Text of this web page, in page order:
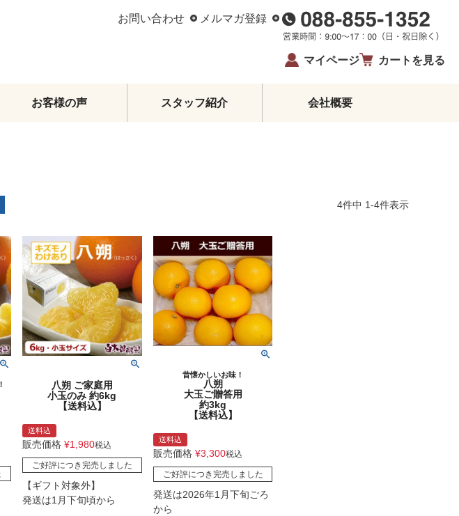
お問い合わせ メルマガ登録
マイページ カートを見る
ツセット
お歳暮
生姜
鰹のたたき
お酒
高知県産
坂本龍馬グッズ
業務用
お客様の声 スタッフ紹介 会社概要
4件中 1-4件表示
八朔 ご家庭用
小玉のみ 約6kg
【送料込】
送料込
販売価格 ¥1,980税込
ご好評につき完売しました
【ギフト対象外】
発送は1月下旬頃から
昔懐かしいお味！
八朔
大玉ご贈答用
約3kg
【送料込】
送料込
販売価格 ¥3,300税込
ご好評につき完売しました
発送は2026年1月下旬ごろ
から